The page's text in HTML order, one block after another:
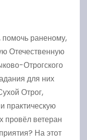
помочь раненому,
Отечественную
Отрогского
для них
Отрог,
практическую
провёл ветеран
На этот